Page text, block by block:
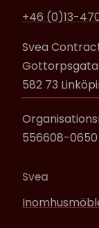
+46 (0)13-
Svea
582 73
556608-0650
Svea